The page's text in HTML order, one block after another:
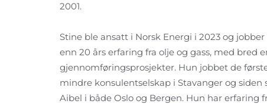
2001.
Stine ble ansatt i Norsk Energi i 2023 og
enn 20 års erfaring fra olje og gass, med bred
gjennomføringsprosjekter. Hun jobbet de
mindre konsulentselskap i Stavanger og
Aibel i både Oslo og Bergen. Hun har erfaring